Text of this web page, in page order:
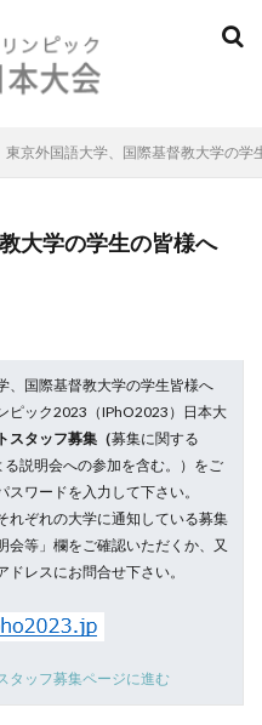
東京外国語大学、国際基督教大学の学
大学の学生の皆様へ
、国際基督教大学の学生皆様へ
ピック2023（IPhO2023）日本大
スタッフ募集（募集に関する
説明会への参加を含む。）をご
スワードを入力して下さい。
れぞれの大学に通知している募集
会等」欄をご確認いただくか、又
ドレスにお問合せ下さい。
タッフ募集ページに進む